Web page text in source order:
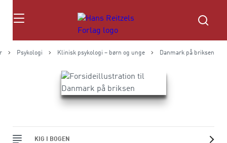
Søg
Psykologi Klinisk psykologi – børn og unge Danmark på briksen
KIG I BOGEN